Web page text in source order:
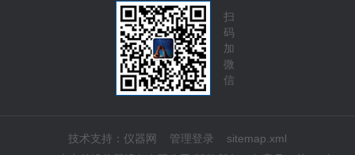
扫
码
加
微
信
技术支持： 仪器网 管理登录
sitemap.xml